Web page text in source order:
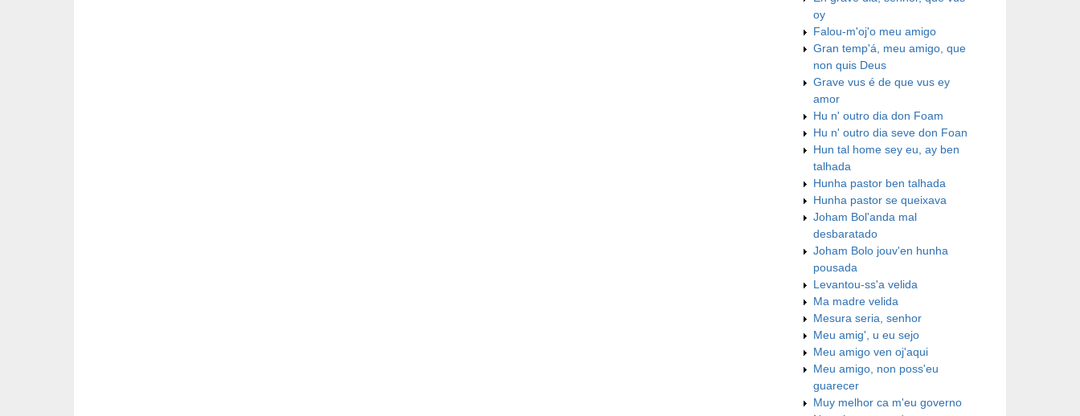
oy
Falou-m'oj'o meu amigo
Gran temp'á, meu amigo, que
non quis Deus
Grave vus é de que vus ey
amor
Hu n' outro dia don Foam
Hu n' outro dia seve don Foan
Hun tal home sey eu, ay ben
talhada
Hunha pastor ben talhada
Hunha pastor se queixava
Joham Bol'anda mal
desbaratado
Joham Bolo jouv'en hunha
pousada
Levantou-ss'a velida
Ma madre velida
Mesura seria, senhor
Meu amig', u eu sejo
Meu amigo ven oj'aqui
Meu amigo, non poss'eu
guarecer
Muy melhor ca m'eu governo